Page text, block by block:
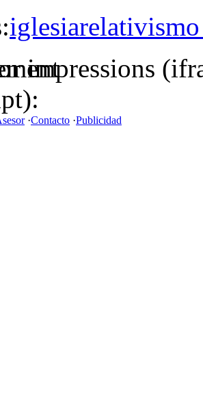
iglesia
impressions
·Contacto ·Publicidad